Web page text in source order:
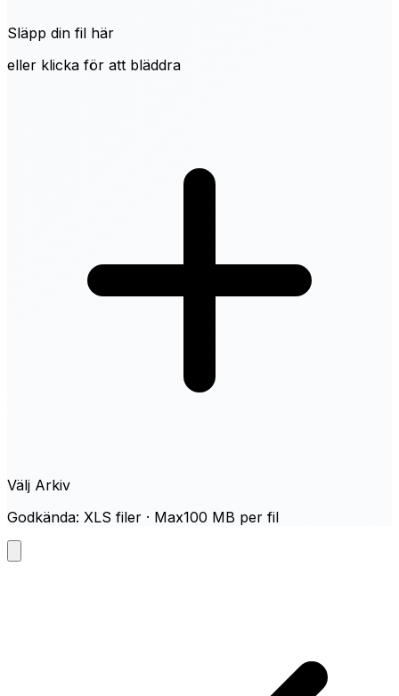
Släpp din fil här
eller klicka för att bläddra
Välj Arkiv
Godkända: XLS filer · Max100 MB per fil